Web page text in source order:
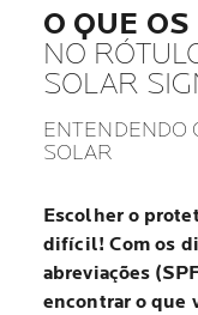
O QUE
NO
SOLAR
ENTENDENDO
SOLAR
Escolher o
difícil! Com os
abreviações
encontrar o que